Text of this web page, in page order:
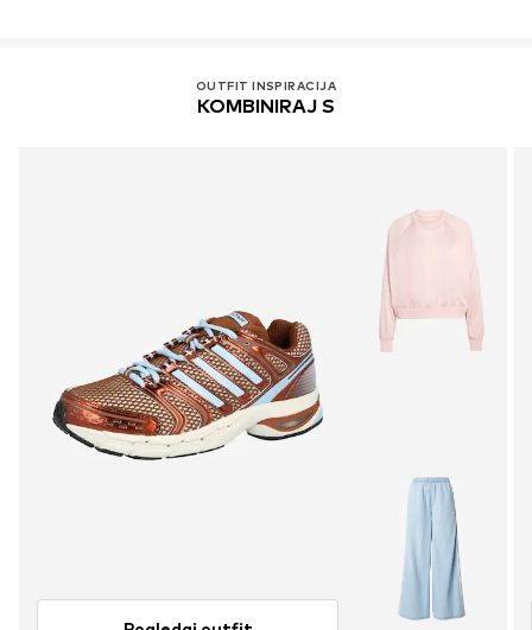
OUTFIT INSPIRACIJA
KOMBINIRAJ S